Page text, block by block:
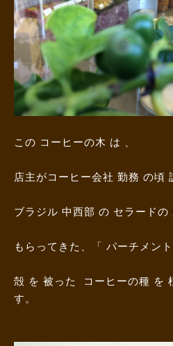
この コーヒーの木 は 、
店主がコーヒー会社 勤務 の頃
ブラジル 中西部 の セラードの
もらってきた、「 パーチメン
殻 を 被った コーヒーの種 を
す。